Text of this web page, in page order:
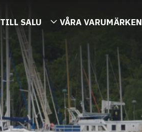
TILL SALU VÅRA VARUMÄRKEN